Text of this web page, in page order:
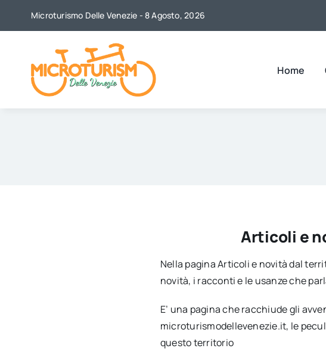
Microturismo Delle Venezie - 8 Agosto, 2026
Home
Articoli e
Nella pagina Articoli e novità dal
novità, i racconti e le usanze che
E’ una pagina che racchiude gli
microturismodellevenezie.it, le
questo territorio